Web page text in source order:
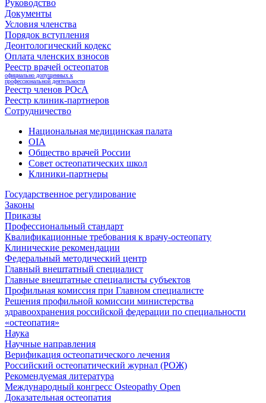
Руководство
Документы
Условия членства
Порядок вступления
Деонтологический кодекс
Оплата членских взносов
Реестр врачей остеопатов
официально допущенных к
профессиональной деятельности
Реестр членов РОсА
Реестр клиник-партнеров
Сотрудничество
Национальная медицинская палата
OIA
Общество врачей России
Совет остеопатических школ
Клиники-партнеры
Государственное регулирование
Законы
Приказы
Профессиональный стандарт
Квалификационные требования к врачу-остеопату
Клинические рекомендации
Федеральный методический центр
Главный внештатный специалист
Главные внештатные специалисты субъектов
Профильная комиссия при Главном специалисте
Решения профильной комиссии министерства
здравоохранения российской федерации по специальности
«остеопатия»
Наука
Научные направления
Верификация остеопатического лечения
Российский остеопатический журнал (РОЖ)
Рекомендуемая литература
Международный конгресс Osteopathy Open
Доказательная остеопатия